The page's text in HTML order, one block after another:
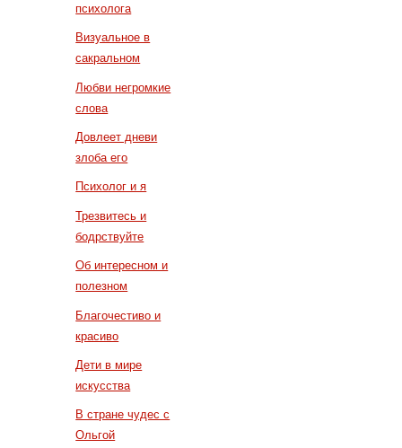
психолога
Визуальное в
сакральном
Любви негромкие
слова
Довлеет дневи
злоба его
Психолог и я
Трезвитесь и
бодрствуйте
Об интересном и
полезном
Благочестиво и
красиво
Дети в мире
искусства
В стране чудес с
Ольгой